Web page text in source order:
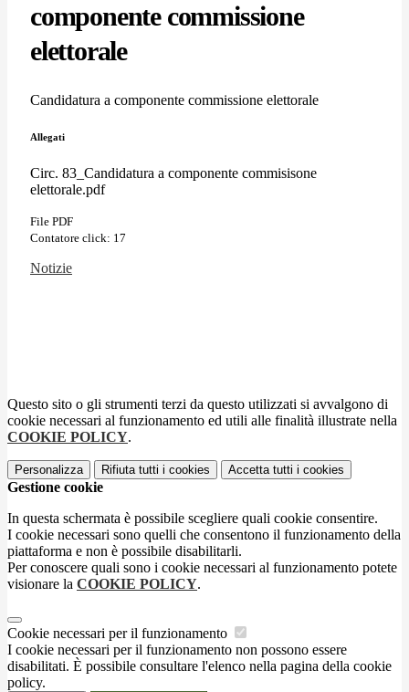
componente commissione
elettorale
Candidatura a componente commissione elettorale
Allegati
Circ. 83_Candidatura a componente commisisone
elettorale.pdf
File PDF
Contatore click: 17
Notizie
Questo sito o gli strumenti terzi da questo utilizzati si avvalgono di
cookie necessari al funzionamento ed utili alle finalità illustrate nella
COOKIE POLICY.
Personalizza Rifiuta tutti i cookies Accetta tutti i cookies
Gestione cookie
In questa schermata è possibile scegliere quali cookie consentire.
I cookie necessari sono quelli che consentono il funzionamento della
piattaforma e non è possibile disabilitarli.
Per conoscere quali sono i cookie necessari al funzionamento potete
visionare la COOKIE POLICY.
Cookie necessari per il funzionamento
I cookie necessari per il funzionamento non possono essere
disabilitati. È possibile consultare l'elenco nella pagina della cookie
policy.